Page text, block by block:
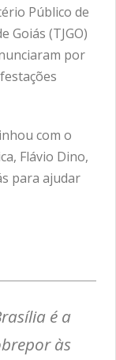
Público de
Goiás (TJGO)
por
com o
Flávio Dino,
para ajudar
é a
às